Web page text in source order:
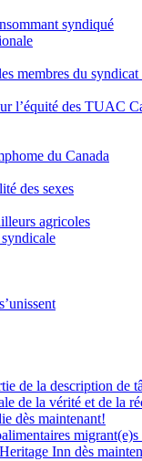
syndiqué
membres du
l’équité des TUAC
du Canada
des sexes
agricoles
de la description de
de la vérité et de la
dès maintenant!
Inn dès